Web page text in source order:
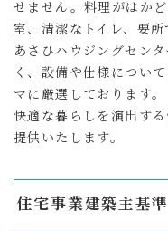
せません。料理がはか
室、清潔なトイレ、要所
あさひハウジングセン
く、設備や仕様につい
マに厳選しております。
快適な暮らしを演出す
提供いたします。
住宅事業建築主基